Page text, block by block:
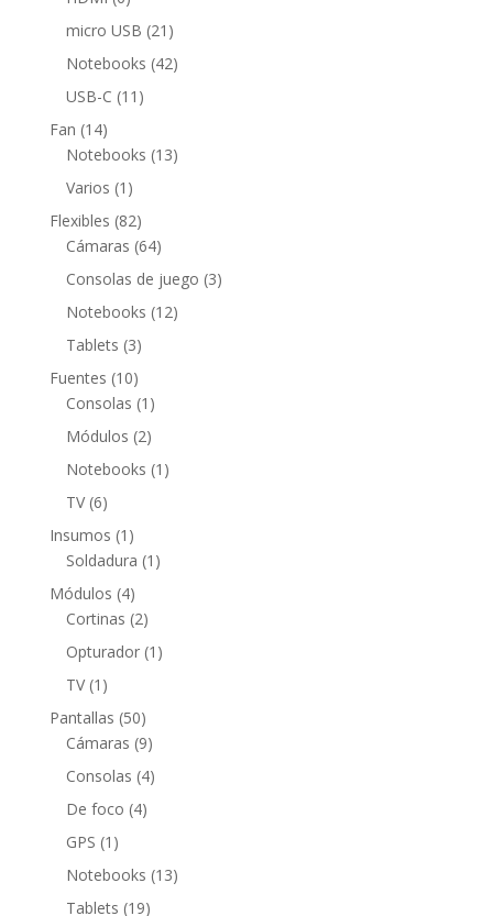
productos
micro USB 21 21
productos
Notebooks 4242
USB-C 11 11
Fan 1414
productos
Notebooks 1313
Varios 1 1
producto
Flexibles 8282
productos
Cámaras 6464
productos
Consolas de juego 33
Notebooks 1212
Tablets 33
productos
Fuentes 1010
productos
Consolas 1 1
producto
Módulos 22
productos
Notebooks 1 1
TV 66
productos
Insumos 1 1
producto
Soldadura 1 1
Módulos 44
productos
Cortinas 22
productos
Opturador 1 1
TV 1 1
producto
Pantallas 5050
productos
Cámaras 99
productos
Consolas 44
De foco 44
GPS 1 1
producto
Notebooks 1313
Tablets 1919